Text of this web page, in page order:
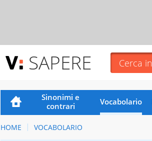
SAPERE
Sinonimi e
contrari
Vocabolario
HOME VOCABOLARIO